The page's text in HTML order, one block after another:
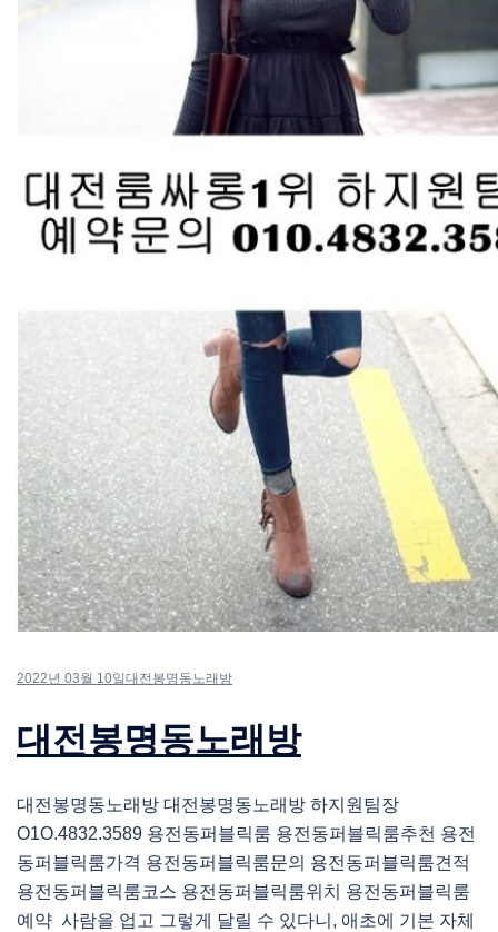
2022년 03월 10일대전봉명동노래방
대전봉명동노래방
대전봉명동노래방 대전봉명동노래방 하지원팀장
O1O.4832.3589 용전동퍼블릭룸 용전동퍼블릭룸추천 용전
동퍼블릭룸가격 용전동퍼블릭룸문의 용전동퍼블릭룸견적
용전동퍼블릭룸코스 용전동퍼블릭룸위치 용전동퍼블릭룸
예약 사람을 업고 그렇게 달릴 수 있다니, 애초에 기본 자체